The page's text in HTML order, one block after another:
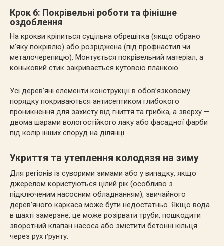
Крок 6: Покрівельні роботи та фінішне
оздоблення
На крокви кріпиться суцільна обрешітка (якщо обрано
м’яку покрівлю) або розріджена (під профнастил чи
металочерепицю). Монтується покрівельний матеріал, а
коньковий стик закривається кутовою планкою.
Усі дерев’яні елементи конструкції в обов’язковому
порядку покриваються антисептиком глибокого
проникнення для захисту від гниття та грибка, а зверху —
двома шарами вологостійкого лаку або фасадної фарби
під колір інших споруд на ділянці.
Укриття та утеплення колодязя на зиму
Для регіонів із суворими зимами або у випадку, якщо
джерелом користуються цілий рік (особливо з
підключеним насосним обладнанням), звичайного
дерев’яного каркаса може бути недостатньо. Якщо вода
в шахті замерзне, це може розірвати труби, пошкодити
зворотний клапан насоса або змістити бетонні кільця
через рух ґрунту.